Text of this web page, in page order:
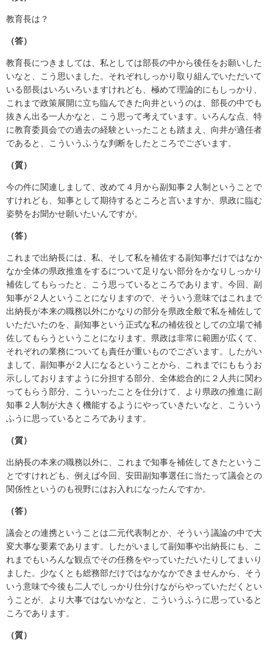
教育長は？
（答）
教育長につきましては、私としては部長の中から後任をお願いした
いなと、こう思いました。それぞれしっかり取り組んでいただいて
いる部長はいろいろいますけれども、極めて理論的にもしっかり、
これまで政策展開に立ち臨んできた向井というのは、部長の中でも
抜きん出る一人かなと、こう思って考えています。いろんな点、特
に教育委員会での過去の経験といったことも踏まえ、向井が適任者
であると、こういうふうな判断をしたところでございます。
（質）
今の件に関連しまして、改めて４月から副知事２人制ということで
すけれども、知事として期待するところと言いますか、県政に臨む
姿勢をお聞かせ願いたいんですが。
（答）
これまで出納長には、私、そして私を補佐する副知事だけではなか
なか全体の県政推進をするについて足りない部分をかなりしっかり
補佐してもらったと、こう思っているところであります。今回、副
知事が２人ということになりますので、そういう意味ではこれまで
出納長が本来の職務以外にかなりの部分を県政全般で私を補佐して
いただいたのを、副知事という正式な私の補佐役としての立場で補
佐してもらうということになります。県政は非常に範囲が広くて、
それぞれの業務についても責任が重いものでございます。したがい
まして、副知事が２人になるということから、これまでにももうお
示ししておりますように分担する部分、全体総合的に２人共に関わ
ってもらう部分、こういったことを仕分けて、より県政の推進に副
知事２人制が大きく機能するようにやっていきたいなと、こういう
ふうに思っているところであります。
（質）
出納長の本来の職務以外に、これまで知事を補佐してきたというこ
とですけれども、例えば今回、安田副知事選任に当たって議会との
関係性というのも視野にはお入れになったんですか。
（答）
議会との連携ということは二元代表制とか、そういう議論の中で大
変大事な要素であります。したがいまして副知事や出納長にも、こ
れまでもいろんな観点でその任務をやっていただいたりしてまいり
ました。少なくとも総務部だけではなかなかできませんから、そう
いう意味で今後も二人でしっかり仕分けながらやっていただくとい
うことが、より大事ではないかなと、こういうふうに思っていると
ころであります。
（質）